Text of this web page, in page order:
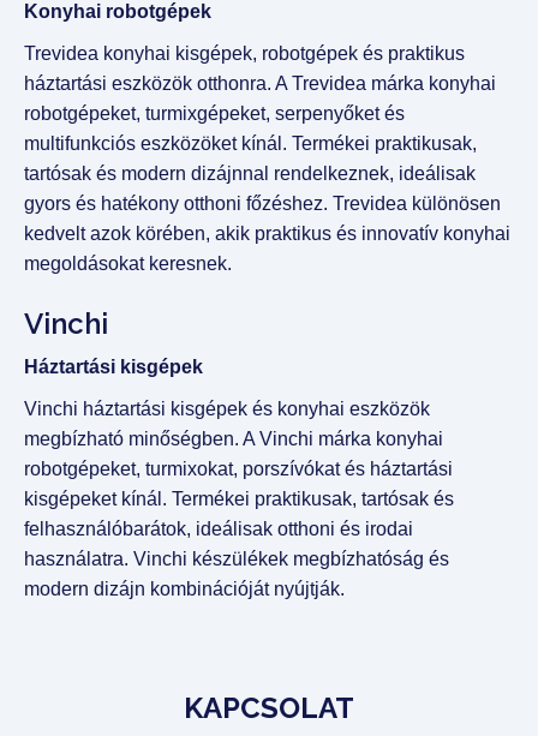
Konyhai robotgépek
Trevidea konyhai kisgépek, robotgépek és praktikus
háztartási eszközök otthonra. A Trevidea márka konyhai
robotgépeket, turmixgépeket, serpenyőket és
multifunkciós eszközöket kínál. Termékei praktikusak,
tartósak és modern dizájnnal rendelkeznek, ideálisak
gyors és hatékony otthoni főzéshez. Trevidea különösen
kedvelt azok körében, akik praktikus és innovatív konyhai
megoldásokat keresnek.
Vinchi
Háztartási kisgépek
Vinchi háztartási kisgépek és konyhai eszközök
megbízható minőségben. A Vinchi márka konyhai
robotgépeket, turmixokat, porszívókat és háztartási
kisgépeket kínál. Termékei praktikusak, tartósak és
felhasználóbarátok, ideálisak otthoni és irodai
használatra. Vinchi készülékek megbízhatóság és
modern dizájn kombinációját nyújtják.
KAPCSOLAT